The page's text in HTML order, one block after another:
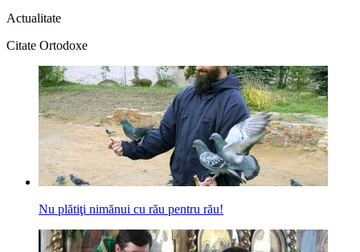
Actualitate
Citate Ortodoxe
Nu plătiţi nimănui cu rău pentru rău!